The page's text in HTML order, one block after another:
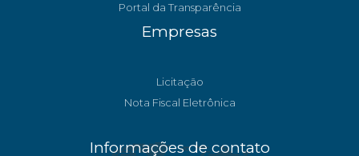
Portal da Transparência
Empresas
Licitação
Nota Fiscal Eletrônica
Informações de contato